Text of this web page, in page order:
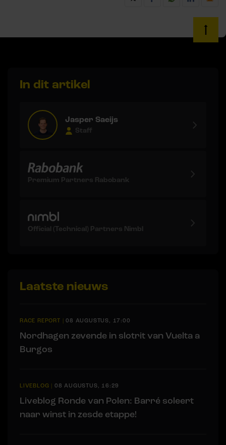
In dit artikel
Jasper Saeijs
Staff
Premium Partners Rabobank
Official (Technical) Partners Nimbl
Laatste nieuws
RACE REPORT |08 AUGUSTUS, 17:00
Nordhagen zevende in slotrit van Vuelta a
Burgos
LIVEBLOG | 08 AUGUSTUS, 16:29
Liveblog Ronde van Polen: Barré soleert
naar winst in zesde etappe!